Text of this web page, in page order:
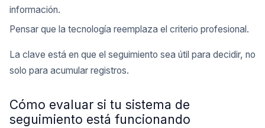
información.
Pensar que la tecnología reemplaza el criterio profesional.
La clave está en que el seguimiento sea útil para decidir, no
solo para acumular registros.
Cómo evaluar si tu sistema de
seguimiento está funcionando